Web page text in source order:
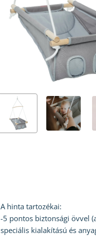
A hinta tartozékai:
-5 pontos biztonsági övvel
speciális kialakítású és